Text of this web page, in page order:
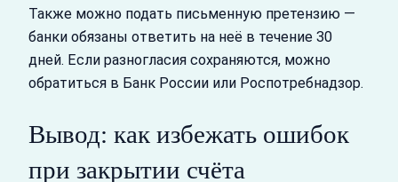
Также можно подать письменную претензию —
банки обязаны ответить на неё в течение 30
дней. Если разногласия сохраняются, можно
обратиться в Банк России или Роспотребнадзор.
Вывод: как избежать ошибок
при закрытии счёта